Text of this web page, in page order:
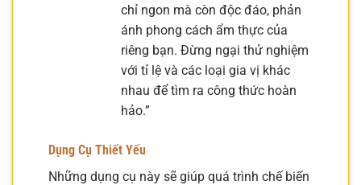
chỉ ngon mà còn độc đáo, phản
ánh phong cách ẩm thực của
riêng bạn. Đừng ngại thử nghiệm
với tỉ lệ và các loại gia vị khác
nhau để tìm ra công thức hoàn
hảo.”
Dụng Cụ Thiết Yếu
Những dụng cụ này sẽ giúp quá trình chế biến